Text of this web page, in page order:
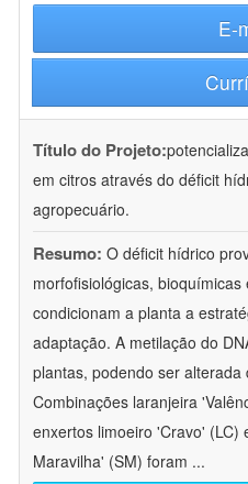
E-
Título do Projeto:
em citros através do déficit
agropecuário.
Resumo: O déficit hídrico
morfofisiológicas,
condicionam a planta a
adaptação. A metilação do
plantas, podendo ser
Combinações laranjeira
enxertos limoeiro 'Cravo' (LC)
Maravilha' (SM) foram ...